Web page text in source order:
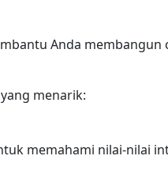
Anda
menarik:
memahami nilai-nilai